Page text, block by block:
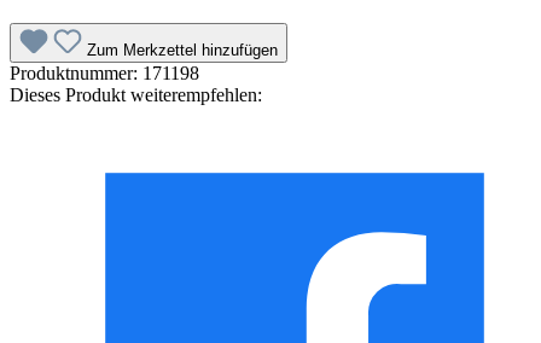
Zum Merkzettel hinzufügen
Produktnummer: 171198
Dieses Produkt weiterempfehlen: